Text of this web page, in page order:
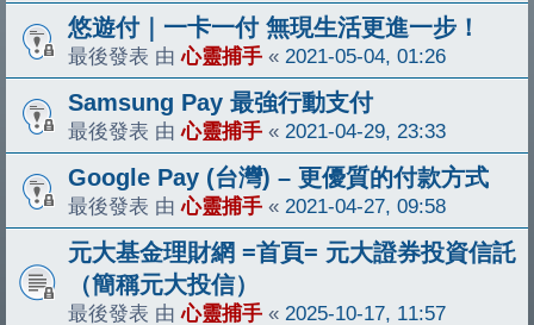
悠遊付｜一卡一付 無現生活更進一步！
最後發表 由心靈捕手 « 2021-05-04, 01:26
Samsung Pay 最強行動支付
最後發表 由心靈捕手 « 2021-04-29, 23:33
Google Pay (台灣) – 更優質的付款方式
最後發表 由心靈捕手 « 2021-04-27, 09:58
元大基金理財網 =首頁= 元大證券投資信託
（簡稱元大投信）
最後發表 由心靈捕手 « 2025-10-17, 11:57